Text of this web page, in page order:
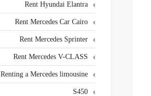
Rent Hyundai Elantra
Rent Mercedes Car Cairo
Rent Mercedes Sprinter
Rent Mercedes V-CLASS
Renting a Mercedes limousine
S450